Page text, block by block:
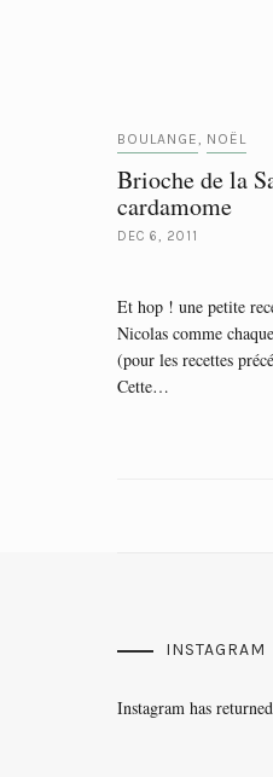
BOULANGE, NOËL
Brioche de la
cardamome
DEC 6, 2011
Et hop ! une petite
Nicolas comme
(pour les recettes
Cette…
INSTAGRAM
Instagram has